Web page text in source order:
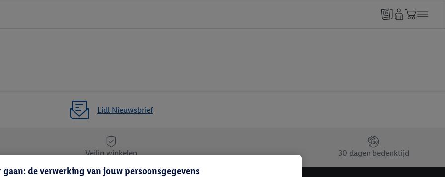
Lidl Nieuwsbrief
Veilig winkelen 30 dagen bedenktijd
de verwerking van jouw persoonsgegevens